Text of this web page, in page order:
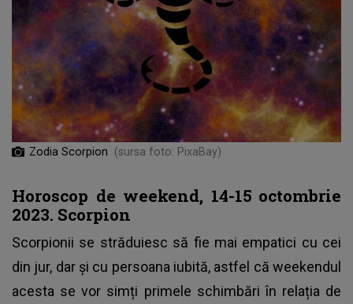
Zodia Scorpion (sursa foto: PixaBay)
Horoscop de weekend, 14-15 octombrie
2023. Scorpion
Scorpionii se străduiesc să fie mai empatici cu cei
din jur, dar și cu persoana iubită, astfel că weekendul
acesta se vor simți primele schimbări în relația de